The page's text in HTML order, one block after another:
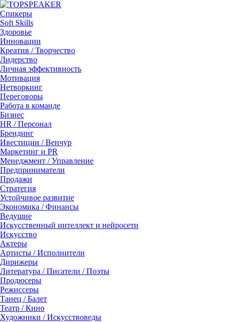
Спикеры
Soft Skills
Здоровье
Инновации
Креатив / Творчество
Лидерство
Личная эффективность
Мотивация
Нетворкинг
Переговоры
Работа в команде
Бизнес
HR / Персонал
Брендинг
Ивестиции / Венчур
Маркетинг и PR
Менеджмент / Управление
Предприниматели
Продажи
Стратегия
Устойчивое развитие
Экономика / Финансы
Ведущие
Искусственный интеллект и нейросети
Искусство
Актеры
Артисты / Исполнители
Дирижеры
Литература / Писатели / Поэты
Продюсеры
Режиссеры
Танец / Балет
Театр / Кино
Художники / Искусствоведы